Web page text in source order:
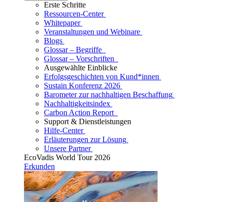
Erste Schritte
Ressourcen-Center
Whitepaper
Veranstaltungen und Webinare
Blogs
Glossar – Begriffe
Glossar – Vorschriften
Ausgewählte Einblicke
Erfolgsgeschichten von Kund*innen
Sustain Konferenz 2026
Barometer zur nachhaltigen Beschaffung
Nachhaltigkeitsindex
Carbon Action Report
Support & Dienstleistungen
Hilfe-Center
Erläuterungen zur Lösung
Unsere Partner
EcoVadis World Tour 2026
Erkunden